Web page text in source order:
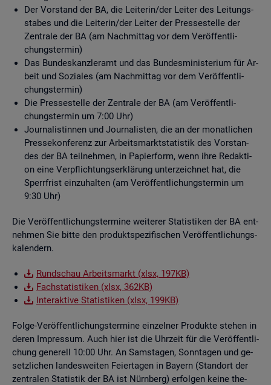
Der Vor­stand der BA, die Lei­te­rin/der Lei­ter des Lei­tungs­
sta­bes und die Lei­te­rin/der Lei­ter der Pres­se­stel­le der
Zen­tra­le der BA (am Nach­mit­tag vor dem Ver­öf­fent­li­
chungs­ter­min)
Das Bun­des­kanz­ler­amt und das Bun­des­mi­nis­te­ri­um für Ar­
beit und So­zia­les (am Nach­mit­tag vor dem Ver­öf­fent­li­
chungs­ter­min)
Die Pres­se­stel­le der Zen­tra­le der BA (am Ver­öf­fent­li­
chungs­ter­min um 7:00 Uhr)
Jour­na­lis­tin­nen und Jour­na­lis­ten, die an der mo­nat­li­chen
Pres­se­kon­fe­renz zur Ar­beits­markt­sta­tis­tik des Vor­stan­
des der BA teil­neh­men, in Pa­pier­form, wenn ihre Re­dak­ti­
on eine Ver­pflich­tungs­er­klä­rung un­ter­zeich­net hat, die
Sperr­frist ein­zu­hal­ten (am Ver­öf­fent­li­chungs­ter­min um
9:30 Uhr)
Die Ver­öf­fent­li­chungs­ter­mi­ne wei­te­rer Sta­tis­ti­ken der BA ent­
neh­men Sie bitte den pro­dukt­spe­zi­fi­schen Ver­öf­fent­li­chungs­
ka­len­dern.
Rund­schau Ar­beits­markt (xlsx, 197KB)
Fach­sta­tis­ti­ken (xlsx, 362KB)
In­ter­ak­ti­ve Sta­tis­ti­ken (xlsx, 199KB)
Folge-Ver­öf­fent­li­chungs­ter­mi­ne ein­zel­ner Pro­duk­te ste­hen in
deren Im­pres­sum. Auch hier ist die Uhr­zeit für die Ver­öf­fent­li­
chung ge­ne­rell 10:00 Uhr. An Sams­ta­gen, Sonn­ta­gen und ge­
setz­li­chen lan­des­wei­ten Fei­er­ta­gen in Bay­ern (Stand­ort der
zen­tra­len Sta­tis­tik der BA ist Nürn­berg) er­fol­gen keine the­